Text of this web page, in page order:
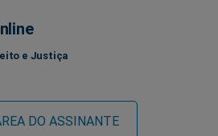
e Justiça
DO ASSINANTE